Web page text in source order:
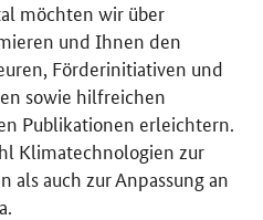
möchten wir über
und Ihnen den
Förderinitiativen und
sowie hilfreichen
Publikationen erleichtern.
Klimatechnologien zur
als auch zur Anpassung an